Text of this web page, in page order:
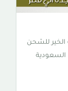
للشحن
السعودية